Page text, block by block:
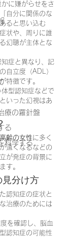
療の羅針盤
る
科学する
かに嫌がらせをさ
自分に関係のな
ると思い込む
状や、周りに誰
幻聴が主体とな
知症と異なり、記
自立度（ADL）
特徴です。
体型認知症などで
いった幻視はあ
齢の女性に多く
遠くなるなどの
が発症の背景に
す。
見分け方
認知症の症状と
治療のためには
を確認し、脳血
認知症の可能性